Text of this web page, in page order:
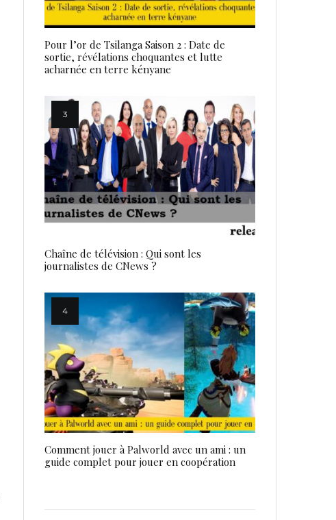
Pour l’or de Tsilanga Saison 2 : Date de
sortie, révélations choquantes et lutte
acharnée en terre kényane
Chaîne de télévision : Qui sont les
journalistes de CNews ?
Comment jouer à Palworld avec un ami : un
guide complet pour jouer en coopération